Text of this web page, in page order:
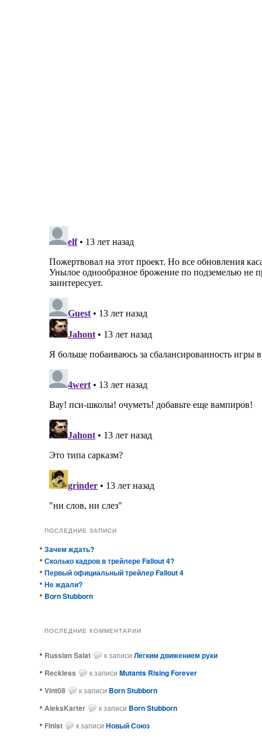
ПОСЛЕДНИЕ ЗАПИСИ
Зачем ждать?
Сколько кадров в трейлере Fallout 4?
Первый официальный трейлер Fallout 4
Не ждали?
Born Stubborn
ПОСЛЕДНИЕ КОММЕНТАРИИ
Russian Salat к записи Легким движением руки
ReckIess
к записи Mutants Rising Forever
Vint08
к записи Born Stubborn
AleksKarter
к записи Born Stubborn
Finist
к записи Новый Союз